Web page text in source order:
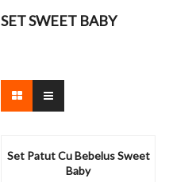
SET SWEET BABY
Set Patut Cu Bebelus Sweet
Baby